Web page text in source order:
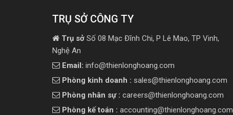
TRỤ SỞ CÔNG TY
Trụ sở Số 08 Mạc Đĩnh Chi, P Lê Mao, TP Vinh,
Nghệ An
Email: info@thienlonghoang.com
Phòng kinh doanh : sales@thienlonghoang.com
Phòng nhân sự : careers@thienlonghoang.com
Phòng kế toán : accounting@thienlonghoang.com